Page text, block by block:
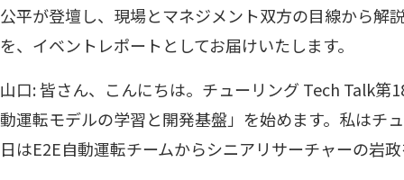
公平が登壇し、現場とマネジメント双方の目線から解
を、イベントレポートとしてお届けいたします。
山口: 皆さん、こんにちは。チューリング Tech Talk第
動運転モデルの学習と開発基盤」を始めます。私はチ
日はE2E自動運転チームからシニアリサーチャーの岩